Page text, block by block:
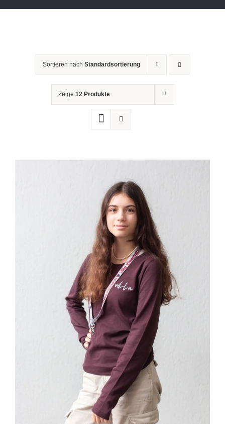
Sortieren nach Standardsortierung
Zeige 12 Produkte
IN DEN WARENKORB DETAILS